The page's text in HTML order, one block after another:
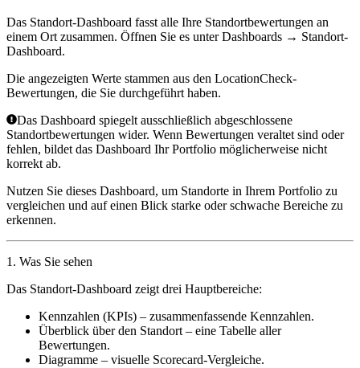
Das Standort-Dashboard fasst alle Ihre Standortbewertungen an
einem Ort zusammen. Öffnen Sie es unterDashboards → Standort-
Dashboard.
Die angezeigten Werte stammen aus den LocationCheck-
Bewertungen, die Sie durchgeführt haben.
Das Dashboard spiegelt ausschließlich abgeschlossene
Standortbewertungen wider. Wenn Bewertungen veraltet sind oder
fehlen, bildet das Dashboard Ihr Portfolio möglicherweise nicht
korrekt ab.
Nutzen Sie dieses Dashboard, um Standorte in Ihrem Portfolio zu
vergleichen und auf einen Blick starke oder schwache Bereiche zu
erkennen.
1. Was Sie sehen
Das Standort-Dashboard zeigt drei Hauptbereiche:
Kennzahlen (KPIs) – zusammenfassende Kennzahlen.
Überblick über den Standort – eine Tabelle aller
Bewertungen.
Diagramme – visuelle Scorecard-Vergleiche.